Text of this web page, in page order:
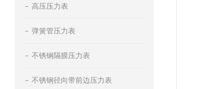
高压压力表
弹簧管压力表
不锈钢隔膜压力表
不锈钢径向带前边压力表